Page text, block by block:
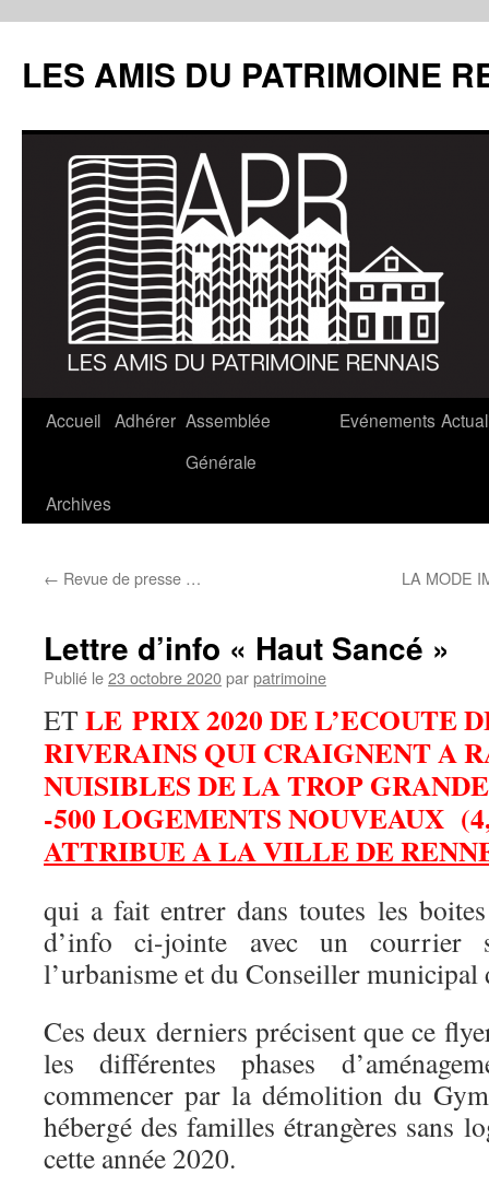
LES AMIS DU PATRIMOINE
Aller
contenu
Accueil Adhérer Assemblée
Générale
Evénements
Archives
← Revue de presse … LA MODE
Lettre d’info « Haut Sancé »
Publié le23 octobre 2020parpatrimoine
ET LE PRIX 2020 DE L’ECOUTE
RIVERAINS QUI CRAIGNENT A
NUISIBLES DE LA TROP
-500 LOGEMENTS NOUVEAUX
ATTRIBUE A LA VILLE DE
qui a fait entrer dans toutes les
d’info ci-jointe avec un courrier
l’urbanisme et du Conseiller municipal
Ces deux derniers précisent que ce
les différentes phases
commencer par la démolition du
hébergé des familles étrangères sans
cette année 2020.